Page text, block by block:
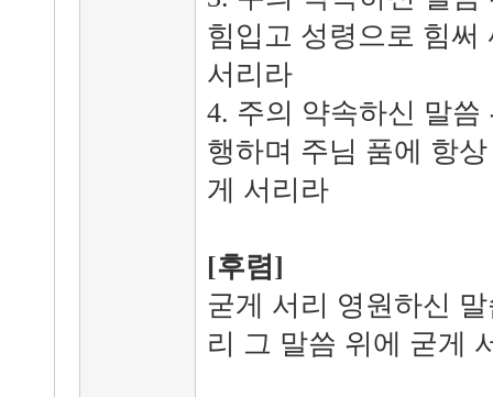
힘입고 성령으로 힘써
서리라
4. 주의 약속하신 말
행하며 주님 품에 항
게 서리라
[후렴]
굳게 서리 영원하신
리 그 말씀 위에 굳게